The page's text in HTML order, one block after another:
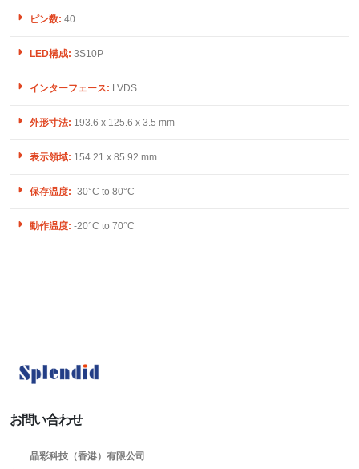
ピン数: 40
LED構成: 3S10P
インターフェース: LVDS
外形寸法: 193.6 x 125.6 x 3.5 mm
表示領域: 154.21 x 85.92 mm
保存温度: -30°C to 80°C
動作温度: -20°C to 70°C
お問い合わせ
晶彩科技（香港）有限公司